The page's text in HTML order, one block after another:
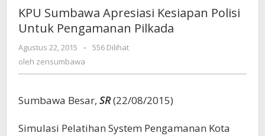
Kesiapan
Polisi
KPU Sumbawa Apresiasi Kesiapan Polisi
Untuk Pengamanan Pilkada
Agustus 22, 2015
oleh
zensumbawa
-
556 Dilihat
oleh zensumbawa
Sumbawa Besar, SR(22/08/2015)
Simulasi Pelatihan System Pengamanan Kota